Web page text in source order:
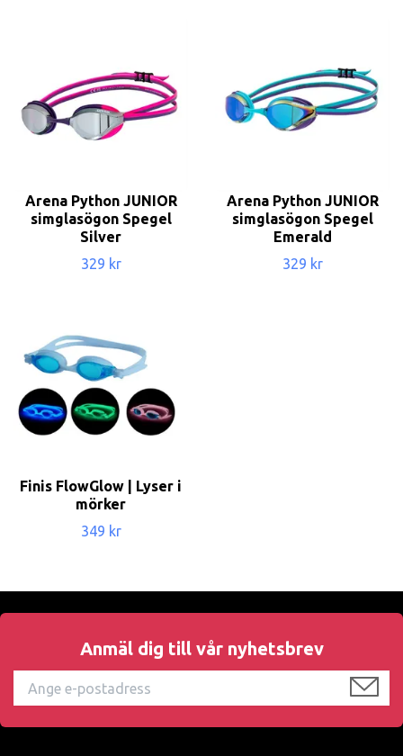
Arena Python JUNIOR
simglasögon Spegel
Silver
329 kr
Arena Python JUNIOR
simglasögon Spegel
Emerald
329 kr
Finis FlowGlow | Lyser i
mörker
349 kr
Anmäl dig till vår nyhetsbrev